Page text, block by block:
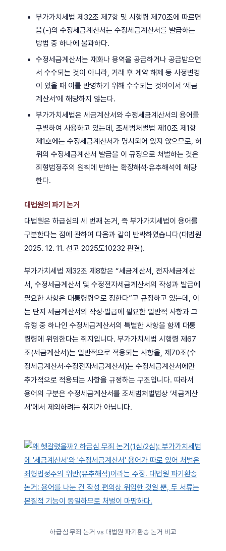
부가가치세법 제32조 제7항 및 시행령 제70조에 따르면
음(-)의 수정세금계산서는 수정세금계산서를 발급하는
방법 중 하나에 불과하다.
수정세금계산서는 재화나 용역을 공급하거나 공급받으면
서 수수되는 것이 아니라, 거래 후 계약 해제 등 사정변경
이 있을 때 이를 반영하기 위해 수수되는 것이어서 ‘세금
계산서’에 해당하지 않는다.
부가가치세법은 세금계산서와 수정세금계산서의 용어를
구별하여 사용하고 있는데, 조세범처벌법 제10조 제1항
제1호에는 수정세금계산서가 명시되어 있지 않으므로, 허
위의 수정세금계산서 발급을 이 규정으로 처벌하는 것은
죄형법정주의 원칙에 반하는 확장해석·유추해석에 해당
한다.
대법원의 파기 논거
대법원은 하급심의 세 번째 논거, 즉 부가가치세법이 용어를
구분한다는 점에 관하여 다음과 같이 반박하였습니다(대법원
2025. 12. 11. 선고 2025도10232 판결).
부가가치세법 제32조 제8항은 “세금계산서, 전자세금계산
서, 수정세금계산서 및 수정전자세금계산서의 작성과 발급에
필요한 사항은 대통령령으로 정한다”고 규정하고 있는데, 이
는 단지 세금계산서의 작성·발급에 필요한 일반적 사항과 그
유형 중 하나인 수정세금계산서의 특별한 사항을 함께 대통
령령에 위임한다는 취지입니다. 부가가치세법 시행령 제67
조(세금계산서)는 일반적으로 적용되는 사항을, 제70조(수
정세금계산서·수정전자세금계산서)는 수정세금계산서에만
추가적으로 적용되는 사항을 규정하는 구조입니다. 따라서
용어의 구분은 수정세금계산서를 조세범처벌법상 ‘세금계산
서’에서 제외하려는 취지가 아닙니다.
하급심 무죄 논거 vs 대법원 파기환송 논거 비교